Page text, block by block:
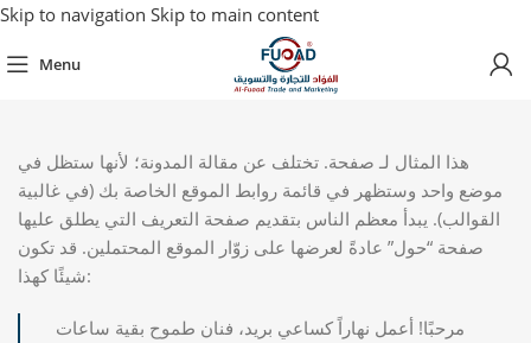
Skip to navigation Skip to main content
Menu
هذا المثال لـ صفحة. تختلف عن مقالة المدونة؛ لأنها ستظل في
موضع واحد وستظهر في قائمة روابط الموقع الخاصة بك (في غالبية
القوالب). يبدأ معظم الناس بتقديم صفحة التعريف التي يطلق عليها
صفحة “حول” عادةً لعرضها على زوّار الموقع المحتملين. قد تكون
شيئًا كهذا:
مرحبًا! أعمل نهاراً كساعي بريد، فنان طموح بقية ساعات